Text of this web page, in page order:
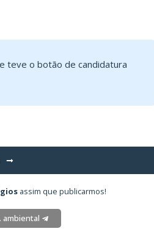
teve o botão de candidatura
assim que publicarmos!
ambiental